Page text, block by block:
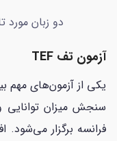
دو زبان مورد
آزمون تف TEF
یکی از آزمون‌های مهم
سنجش میزان توانایی
فرانسه برگزار می‌شود.